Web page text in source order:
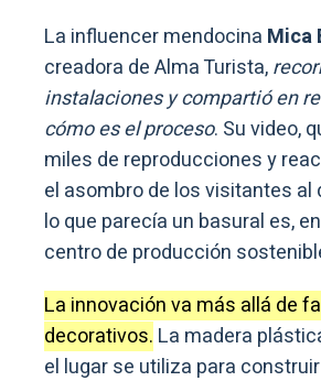
La influencer mendocina Mica
creadora de Alma Turista,
instalaciones y compartió en
cómo es el proceso. Su video,
miles de reproducciones y
el asombro de los visitantes al
lo que parecía un basural es,
centro de producción
La innovación va más allá de
decorativos. La madera
el lugar se utiliza para